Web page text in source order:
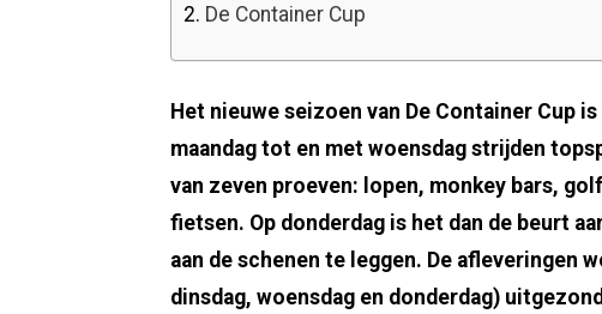
2. De Container Cup
Het nieuwe seizoen van De Container Cup
maandag tot en met woensdag strijden
van zeven proeven: lopen, monkey bars,
fietsen. Op donderdag is het dan de beurt
aan de schenen te leggen. De afleveringen
dinsdag, woensdag en donderdag)